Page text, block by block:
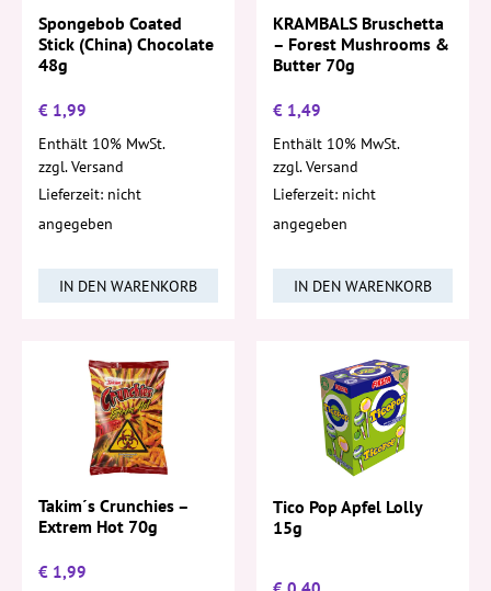
Spongebob Coated
Stick (China) Chocolate
48g
€ 1,99
Enthält 10% MwSt.
zzgl.Versand
Lieferzeit: nicht
angegeben
IN DEN WARENKORB
KRAMBALS Bruschetta
– Forest Mushrooms &
Butter 70g
€ 1,49
Enthält 10% MwSt.
zzgl.Versand
Lieferzeit: nicht
angegeben
IN DEN WARENKORB
Takim´s Crunchies –
Extrem Hot 70g
€ 1,99
Tico Pop Apfel Lolly
15g